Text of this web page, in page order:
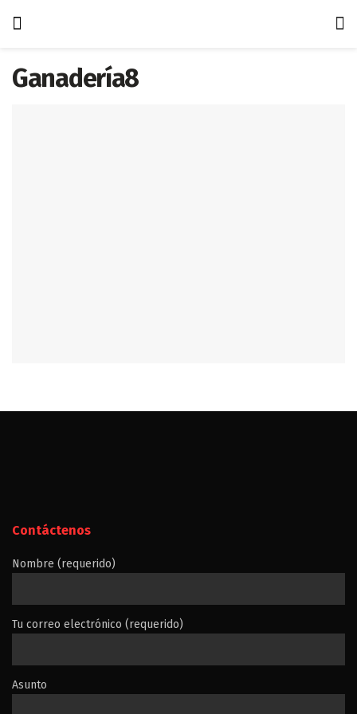
Ganadería8
Contáctenos
Nombre (requerido)
Tu correo electrónico (requerido)
Asunto